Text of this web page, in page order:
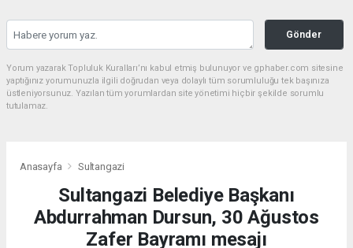
Gönder
Yorum yazarak Topluluk Kuralları’nı kabul etmiş bulunuyor ve gphaber.com sitesine
yaptığınız yorumunuzla ilgili doğrudan veya dolaylı tüm sorumluluğu tek başınıza
üstleniyorsunuz. Yazılan tüm yorumlardan site yönetimi hiçbir şekilde sorumlu
tutulamaz.
Anasayfa Sultangazi
Sultangazi Belediye Başkanı
Abdurrahman Dursun, 30 Ağustos
Zafer Bayramı mesajı